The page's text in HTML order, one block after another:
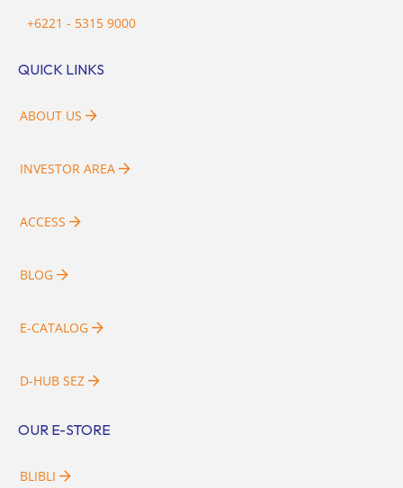
+6221 - 5315 9000
QUICK LINKS
ABOUT US
INVESTOR AREA
ACCESS
BLOG
E-CATALOG
D-HUB SEZ
OUR E-STORE
BLIBLI